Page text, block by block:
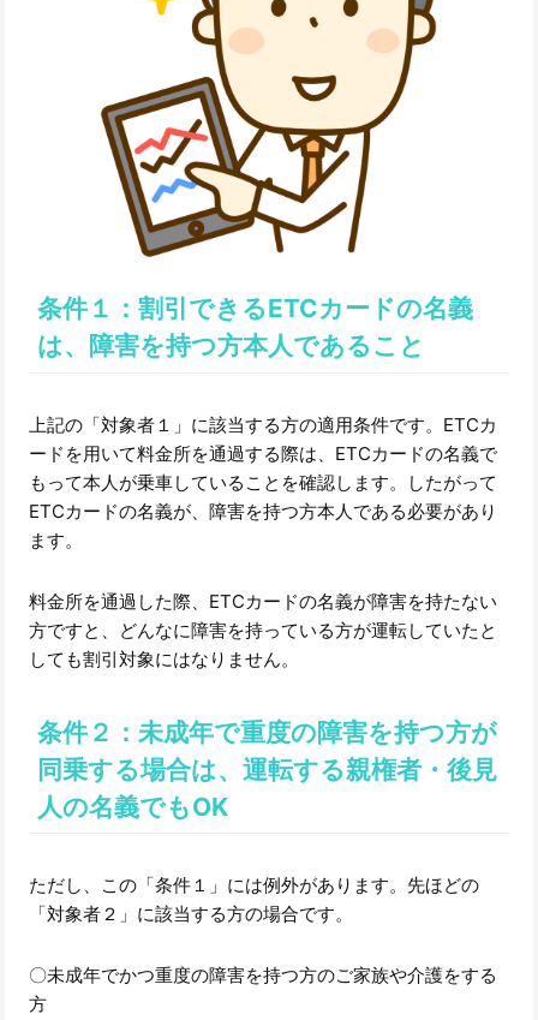
条件１：割引できるETCカードの名義
は、障害を持つ方本人であること
上記の「対象者１」に該当する方の適用条件です。ETCカ
ードを用いて料金所を通過する際は、ETCカードの名義で
もって本人が乗車していることを確認します。したがって
ETCカードの名義が、障害を持つ方本人である必要があり
ます。
料金所を通過した際、ETCカードの名義が障害を持たない
方ですと、どんなに障害を持っている方が運転していたと
しても割引対象にはなりません。
条件２：未成年で重度の障害を持つ方が
同乗する場合は、運転する親権者・後見
人の名義でもOK
ただし、この「条件１」には例外があります。先ほどの
「対象者２」に該当する方の場合です。
〇未成年でかつ重度の障害を持つ方のご家族や介護をする
方